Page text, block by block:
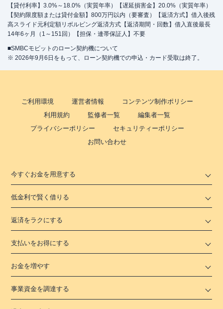
【貸付利率】3.0%～18.0%（実質年率）【遅延損害金】20.0%（実質年率）
【契約限度額または貸付金額】800万円以内（要審査）【返済方式】借入後残
高スライド元利定額リボルビング返済方式【返済期間・回数】借入直後最長
14年6ヶ月（1～151回）【担保・連帯保証人】不要
■SMBCモビットのローン契約機について
※ 2026年9月6日をもって、ローン契約機での申込・カード受取は終了。
ご利用環境 運営者情報
コンテンツ制作ポリシー
利用規約
監修者一覧
編集者一覧
プライバシーポリシー
セキュリティーポリシー
お問い合わせ
今すぐお金を用意する
低金利で賢く借りる
返済をラクにする
支払いをお得にする
お金を増やす
事業資金を調達する